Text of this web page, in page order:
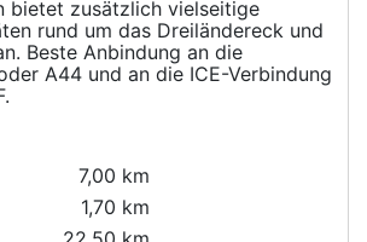
bietet zusätzlich vielseitige
rund um das Dreiländereck und
Beste Anbindung an die
A44 und an die ICE-Verbindung
7,00 km
1,70 km